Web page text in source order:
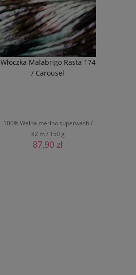
Włóczka Malabrigo Rasta 174
/ Carousel
100% Wełna merino superwash /
82 m / 150 g
87,90 zł